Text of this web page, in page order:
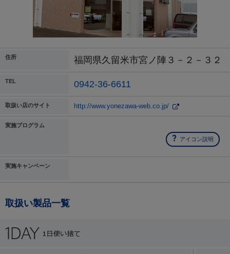
住所 福岡県久留米市宮ノ陣３－２－３２
TEL 0942-36-6611
取扱い店のサイト http://www.yonezawa-web.co.jp/
実施プログラム
アイコン説明
実施キャンペーン
取扱い製品一覧